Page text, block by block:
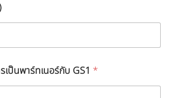
เป็นพาร์ทเนอร์กับ GS1 *